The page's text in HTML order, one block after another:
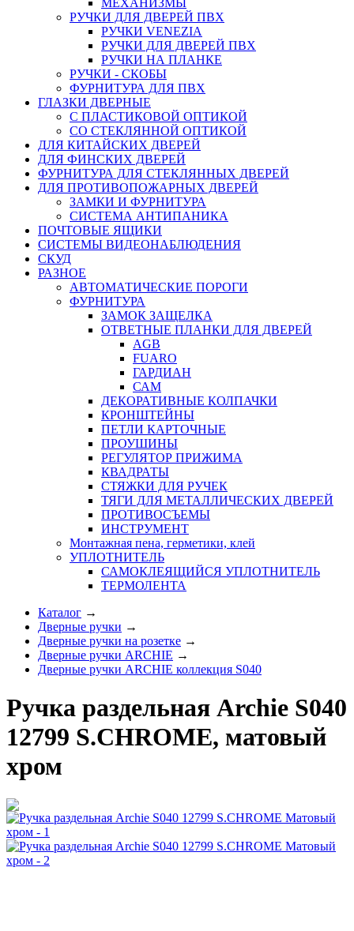
РУЧКИ ДЛЯ ДВЕРЕЙ ПВХ
РУЧКИ VENEZIA
РУЧКИ ДЛЯ ДВЕРЕЙ ПВХ
РУЧКИ НА ПЛАНКЕ
РУЧКИ - СКОБЫ
ФУРНИТУРА ДЛЯ ПВХ
ГЛАЗКИ ДВЕРНЫЕ
С ПЛАСТИКОВОЙ ОПТИКОЙ
СО СТЕКЛЯННОЙ ОПТИКОЙ
ДЛЯ КИТАЙСКИХ ДВЕРЕЙ
ДЛЯ ФИНСКИХ ДВЕРЕЙ
ФУРНИТУРА ДЛЯ СТЕКЛЯННЫХ ДВЕРЕЙ
ДЛЯ ПРОТИВОПОЖАРНЫХ ДВЕРЕЙ
ЗАМКИ И ФУРНИТУРА
СИСТЕМА АНТИПАНИКА
ПОЧТОВЫЕ ЯЩИКИ
СИСТЕМЫ ВИДЕОНАБЛЮДЕНИЯ
СКУД
РАЗНОЕ
АВТОМАТИЧЕСКИЕ ПОРОГИ
ФУРНИТУРА
ЗАМОК ЗАЩЕЛКА
ОТВЕТНЫЕ ПЛАНКИ ДЛЯ ДВЕРЕЙ
AGB
FUARO
ГАРДИАН
САМ
ДЕКОРАТИВНЫЕ КОЛПАЧКИ
КРОНШТЕЙНЫ
ПЕТЛИ КАРТОЧНЫЕ
ПРОУШИНЫ
РЕГУЛЯТОР ПРИЖИМА
КВАДРАТЫ
СТЯЖКИ ДЛЯ РУЧЕК
ТЯГИ ДЛЯ МЕТАЛЛИЧЕСКИХ ДВЕРЕЙ
ПРОТИВОСЪЕМЫ
ИНСТРУМЕНТ
Монтажная пена, герметики, клей
УПЛОТНИТЕЛЬ
САМОКЛЕЯЩИЙСЯ УПЛОТНИТЕЛЬ
ТЕРМОЛЕНТА
Каталог →
Дверные ручки →
Дверные ручки на розетке →
Дверные ручки ARCHIE →
Дверные ручки ARCHIE коллекция S040
Ручка раздельная Archie S040
12799 S.CHROME, матовый
хром